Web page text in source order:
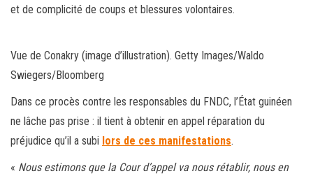
et de complicité de coups et blessures volontaires.
Vue de Conakry (image d’illustration). Getty Images/Waldo
Swiegers/Bloomberg
Dans ce procès contre les responsables du FNDC, l’État guinéen
ne lâche pas prise : il tient à obtenir en appel réparation du
préjudice qu’il a subi lors de ces manifestations.
« Nous estimons que la Cour d’appel va nous rétablir, nous en